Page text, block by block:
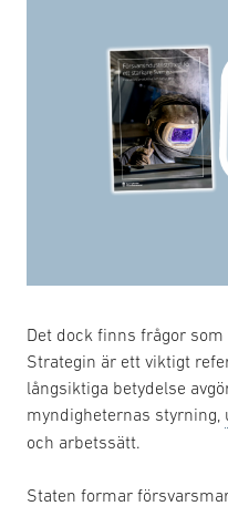
Det dock finns frågor
Strategin är ett viktigt
långsiktiga betydelse
myndigheternas styrning,
och arbetssätt.
Staten formar